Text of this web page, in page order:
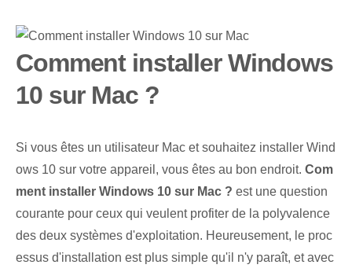
Comment installer Windows
10 sur Mac ?
Si vous êtes un utilisateur Mac et souhaitez installer Wind
ows 10 sur votre appareil, vous êtes au bon endroit. Com
ment installer Windows 10 sur Mac ? est une question
courante pour ceux qui veulent profiter de la polyvalence
des deux systèmes d'exploitation. Heureusement, le proc
essus d'installation est plus simple qu'il n'y paraît, et avec